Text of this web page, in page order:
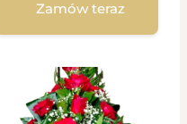
Zamów teraz